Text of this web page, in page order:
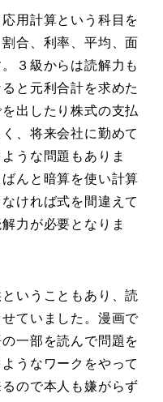
用計算という科目を
合、利率、平均、面
３級からは読解力も
と元利合計を求めた
出したり株式の支払
、将来会社に勤めて
うな問題もありま
んと暗算を使い計算
ければ式を間違えて
力が必要となりま
いうこともあり、読
ていました。漫画で
一部を読んで問題を
うなワークをやって
ので本人も嫌がらず